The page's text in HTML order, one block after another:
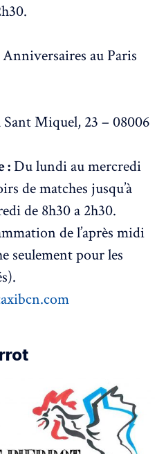
au Paris
Miquel, 23 – 08006
:Du lundi au mercredi
de matches jusqu’à
de 8h30 a 2h30.
de l’après midi
seulement pour les